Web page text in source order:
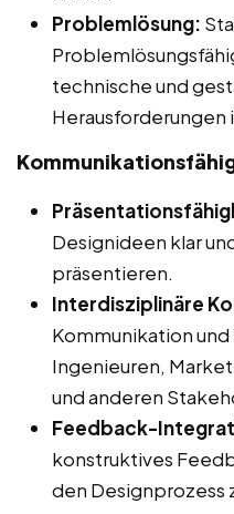
Problemlösung:
technische und
Herausforderungen
Designideen klar
präsentieren.
Interdisziplinäre
Kommunikation
Ingenieuren,
und anderen
Feedback-
konstruktives
den Designprozess